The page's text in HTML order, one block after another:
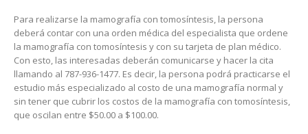
Para realizarse la mamografía con tomosíntesis, la persona
deberá contar con una orden médica del especialista que ordene
la mamografía con tomosíntesis y con su tarjeta de plan médico.
Con esto, las interesadas deberán comunicarse y hacer la cita
llamando al 787-936-1477. Es decir, la persona podrá practicarse el
estudio más especializado al costo de una mamografía normal y
sin tener que cubrir los costos de la mamografía con tomosíntesis,
que oscilan entre $50.00 a $100.00.